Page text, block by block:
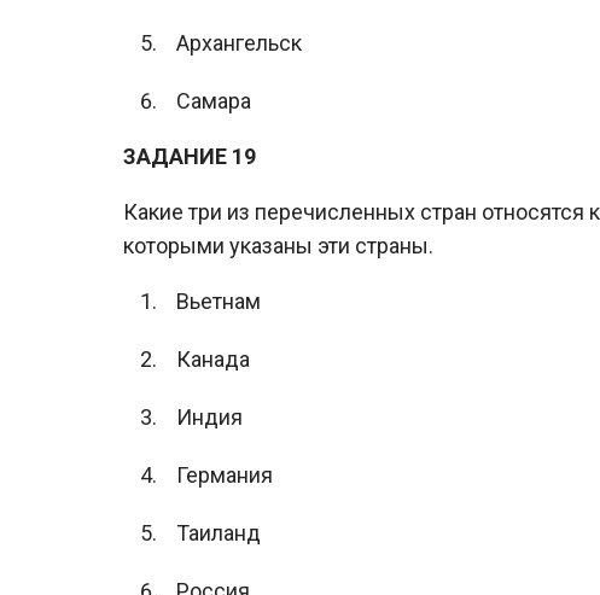
Архангельск
Самара
ЗАДАНИЕ 19
Какие три из перечисленных стран
которыми указаны эти страны.
Вьетнам
Канада
Индия
Германия
Таиланд